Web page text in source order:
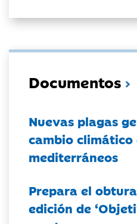
Documentos
Nuevas plagas
cambio
mediterráneos
Prepara el
edición de